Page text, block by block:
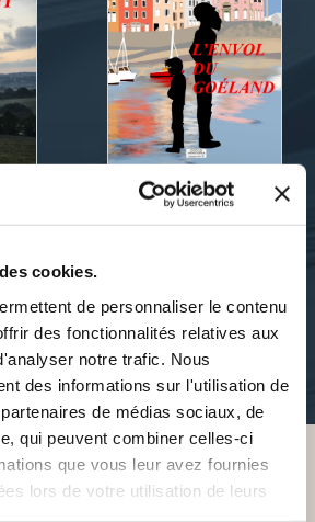
cookies.
de personnaliser le contenu
des fonctionnalités relatives aux
notre trafic. Nous
des informations sur l'utilisation de
de médias sociaux, de
qui peuvent combiner celles-ci
que vous leur avez fournies
lors de votre utilisation de leurs
Yves Hardouin
romans
16€00
AUSSI